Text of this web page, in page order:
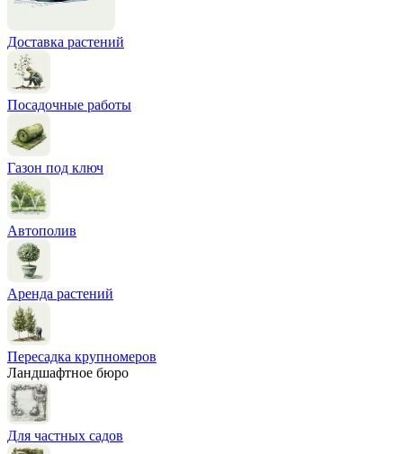
Доставка растений
Посадочные работы
Газон под ключ
Автополив
Аренда растений
Пересадка крупномеров
Ландшафтное бюро
Для частных садов